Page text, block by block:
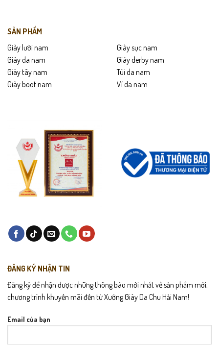
SẢN PHẨM
Giày lười nam
Giày da nam
Giày tây nam
Giày boot nam
Giày sục nam
Giày derby nam
Túi da nam
Ví da nam
ĐĂNG KÝ NHẬN TIN
Đăng ký để nhận được những thông báo mới nhất về sản phẩm mới,
chương trình khuyến mãi đến từ Xưởng Giày Da Chu Hải Nam!
Email của bạn